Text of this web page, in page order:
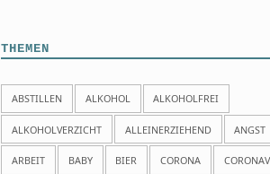
THEMEN
ABSTILLEN ALKOHOL ALKOHOLFREI
ALKOHOLVERZICHT ALLEINERZIEHEND ANGST
ARBEIT BABY BIER CORONA